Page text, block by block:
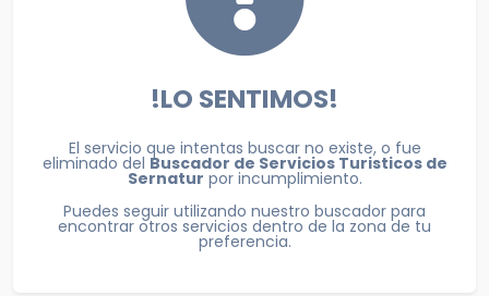
!LO SENTIMOS!
El servicio que intentas buscar no existe, o fue
eliminado del Buscador de Servicios Turisticos de
Sernatur por incumplimiento.
Puedes seguir utilizando nuestro buscador para
encontrar otros servicios dentro de la zona de tu
preferencia.